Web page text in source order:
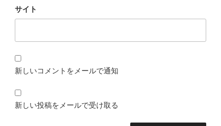
サイト
新しいコメントをメールで通知
新しい投稿をメールで受け取る